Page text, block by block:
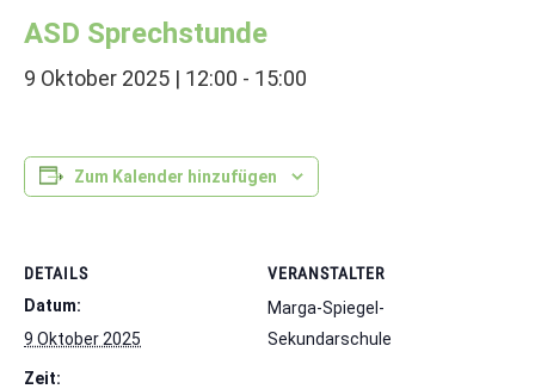
ASD Sprechstunde
9 Oktober 2025 | 12:00 - 15:00
Zum Kalender hinzufügen
DETAILS
Datum:
9 Oktober 2025
Zeit:
VERANSTALTER
Marga-Spiegel-
Sekundarschule